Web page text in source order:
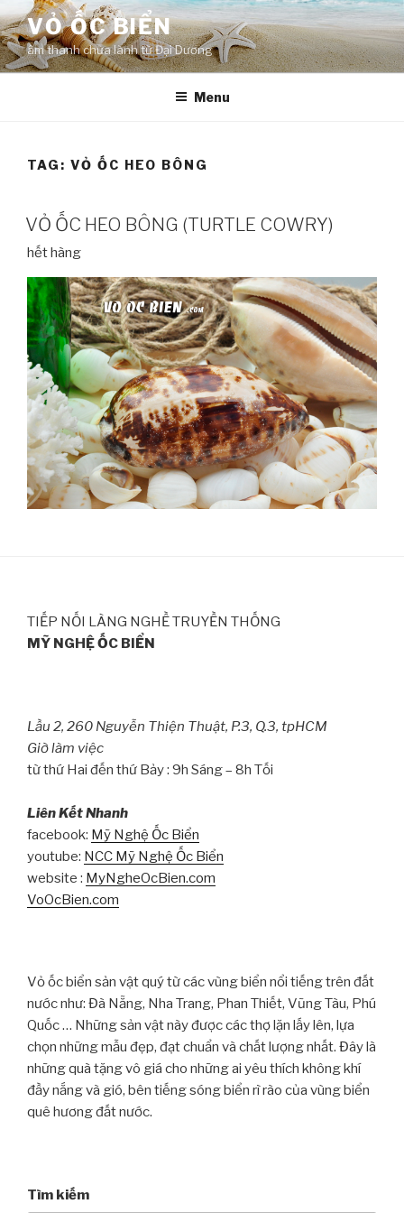
Skip
to
content
VỎ ỐC BIỂN
âm thanh chữa lành từ Đại Dương
Menu
TAG: VỎ ỐC HEO BÔNG
VỎ ỐC HEO BÔNG (TURTLE COWRY)
hết hàng
TIẾP NỐI LÀNG NGHỀ TRUYỀN THỐNG
MỸ NGHỆ ỐC BIỂN
Lầu 2, 260 Nguyễn Thiện Thuật, P.3, Q.3, tpHCM
Giờ làm việc
từ thứ Hai đến thứ Bảy : 9h Sáng – 8h Tối
Liên Kết Nhanh
facebook: Mỹ Nghệ Ốc Biển
youtube: NCC Mỹ Nghệ Ốc Biển
website : MyNgheOcBien.com
VoOcBien.com
Vỏ ốc biển sản vật quý từ các vùng biển nổi tiếng trên đất
nước như: Đà Nẵng, Nha Trang, Phan Thiết, Vũng Tàu, Phú
Quốc … Những sản vật này được các thợ lặn lấy lên, lựa
chọn những mẫu đẹp, đạt chuẩn và chất lượng nhất. Đây là
những quà tặng vô giá cho những ai yêu thích không khí
đầy nắng và gió, bên tiếng sóng biển rì rào của vùng biển
quê hương đất nước.
Tìm kiếm